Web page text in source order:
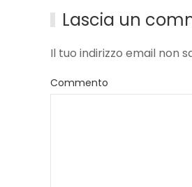
Lascia un
Il tuo indirizzo email non
Commento